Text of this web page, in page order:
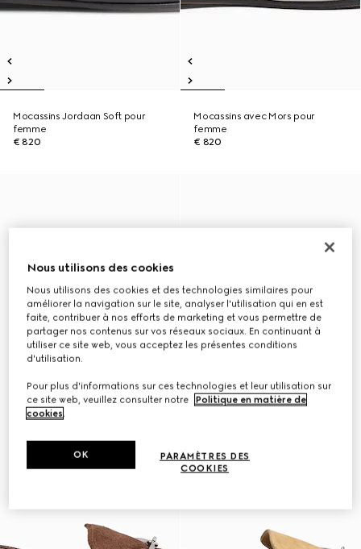
Mocassins Jordaan Soft pour
femme
€ 820
Mocassins avec Mors pour
femme
€ 820
Nous utilisons des cookies
Nous utilisons des cookies et des technologies similaires pour
améliorer la navigation sur le site, analyser l'utilisation qui en est
faite, contribuer à nos efforts de marketing et vous permettre de
partager nos contenus sur vos réseaux sociaux. En continuant à
utiliser ce site web, vous acceptez les présentes conditions
d'utilisation.
Pour plus d'informations sur ces technologies et leur utilisation sur
ce site web, veuillez consulter notre
Politique en matière de
cookies.
PARAMÈTRES DES
COOKIES
OK